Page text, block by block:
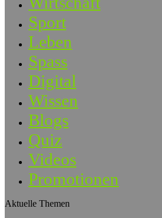
Sport
Leben
Spass
Digital
Wissen
Blogs
Quiz
Videos
Promotionen
Aktuelle Themen